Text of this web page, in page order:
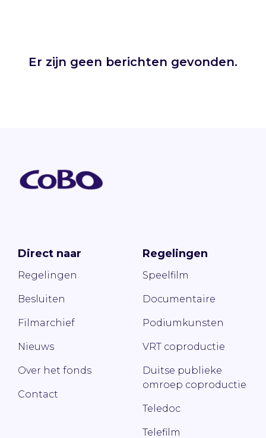
Er zijn geen berichten gevonden.
Direct naar
Regelingen
Besluiten
Filmarchief
Nieuws
Over het fonds
Contact
Regelingen
Speelfilm
Documentaire
Podiumkunsten
VRT coproductie
Duitse publieke
omroep coproductie
Teledoc
Telefilm